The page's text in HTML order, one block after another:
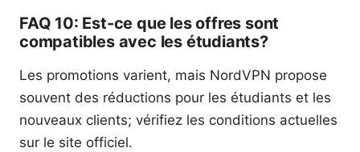
FAQ 10: Est-ce que les offres sont
compatibles avec les étudiants?
Les promotions varient, mais NordVPN propose
souvent des réductions pour les étudiants et les
nouveaux clients; vérifiez les conditions actuelles
sur le site officiel.